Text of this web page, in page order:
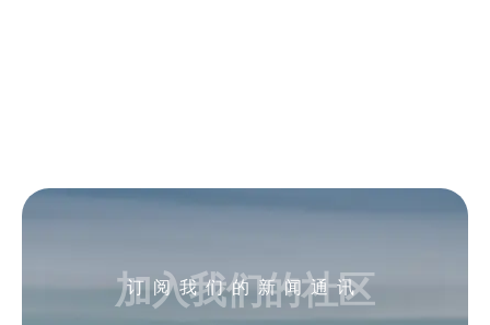
订阅我们的新闻通讯
加入我们的社区